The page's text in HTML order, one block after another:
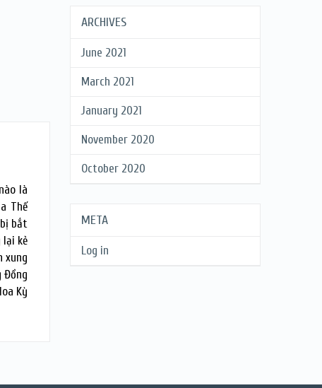
là
Thế
bắt
lại kẻ
xung
Đồng
Kỳ
ARCHIVES
June 2021
March 2021
January 2021
November 2020
October 2020
META
Log in